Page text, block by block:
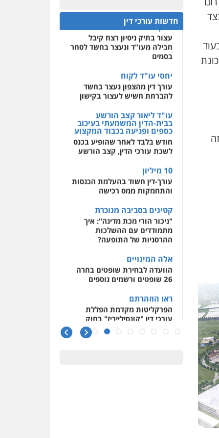
תל-אביב (כביש 1) בצד
זה
0522508109
אחסון אתרים
מהירות הגנה גיבוי
תמיכה שירותים מקצועיים
מרכז התחלה חדשה
אסירים עבירות מין
דין
0544500346
חדשות עורכי דין
חפץ חשוד
עצור בתיק ניסיון רצח קיבל
חבילה מעו"ד ונעצר בחשד לסחר
בסמים
יחסי עו"ד לקוח
עורך דין מהצפון נעצר בחשד
להברחת חשיש לעצור בקישון
עו"ד ליאור קצב הורשע
בבית-הדין המשמעתי בעיכוב
כספים ופגיעה בכבוד המקצוע
חודש בלבד לאחר שהופיע בכנס
לשכת עורכי הדין, קצב הורשע
10 מיליון
עורך-דין חשוד בהעלמת הכנסות
והתחמקות ממס רכישה
קטינים בסביבה מנוכרת
"ניכור הורי מכת מדינה": איך
מתמודדים עם ההשלכות
ההרסניות של התופעה?
אלה המינויים
הוועדה לבחירת שופטים בחרה
26 שופטים ורשמים נוספים
ראו הוזהרתם
הפרקליטות מקדמת הפללת
עורכי דין "קונסילייריז" בחוק
המאבק בארגוני פשיעה
משרות אמון